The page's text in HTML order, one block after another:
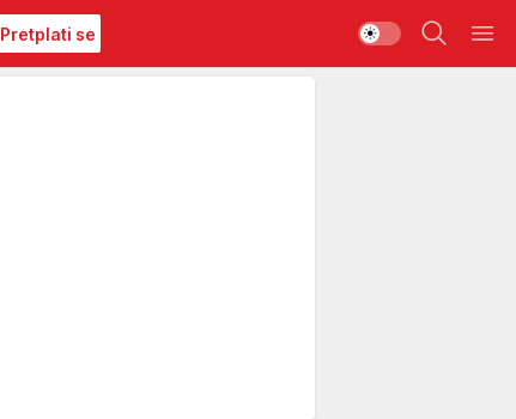
Pretplati se